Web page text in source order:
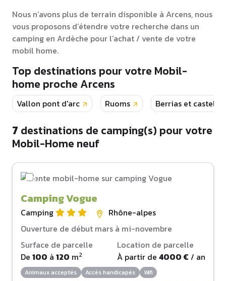
Nous n’avons plus de terrain disponible à Arcens, nous
vous proposons d’étendre votre recherche dans un
camping en Ardèche pour l’achat / vente de votre
mobil home.
Top destinations pour votre Mobil-
home proche Arcens
Vallon pont d'arc Ruoms Berrias et casteljau
7 destinations de camping(s) pour votre
Mobil-Home neuf
Camping Vogue
Camping
Rhône-alpes
Ouverture de début mars à mi-novembre
Surface de parcelle
De 100 à 120 m2
Location de parcelle
À partir de 4000 € / an
Animaux acceptés Accès handicapés Wifi